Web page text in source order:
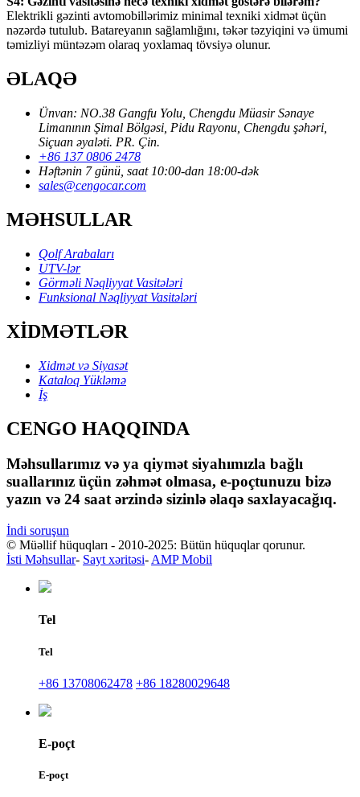
Elektrikli gəzinti avtomobillərimiz minimal texniki xidmət üçün
nəzərdə tutulub. Batareyanın sağlamlığını, təkər təzyiqini və ümumi
təmizliyi müntəzəm olaraq yoxlamaq tövsiyə olunur.
ƏLAQƏ
Ünvan: NO.38 Gangfu Yolu, Chengdu Müasir Sənaye
Limanının Şimal Bölgəsi, Pidu Rayonu, Chengdu şəhəri,
Siçuan əyaləti. PR. Çin.
+86 137 0806 2478
Həftənin 7 günü, saat 10:00-dan 18:00-dək
sales@cengocar.com
MƏHSULLAR
Qolf Arabaları
UTV-lər
Görməli Nəqliyyat Vasitələri
Funksional Nəqliyyat Vasitələri
XİDMƏTLƏR
Xidmət və Siyasət
Kataloq Yükləmə
İş
CENGO HAQQINDA
Məhsullarımız və ya qiymət siyahımızla bağlı
suallarınız üçün zəhmət olmasa, e-poçtunuzu bizə
yazın və 24 saat ərzində sizinlə əlaqə saxlayacağıq.
İndi soruşun
© Müəllif hüquqları - 2010-2025: Bütün hüquqlar qorunur.
İsti Məhsullar- Sayt xəritəsi- AMP Mobil
Tel
Tel
+86 13708062478 +86 18280029648
E-poçt
E-poçt